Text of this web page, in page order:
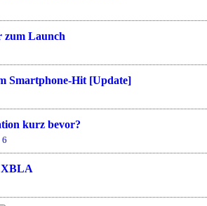
zum Launch
Smartphone-Hit [Update]
kurz bevor?
6
XBLA